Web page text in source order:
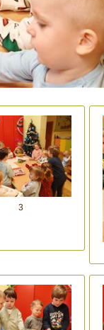
3